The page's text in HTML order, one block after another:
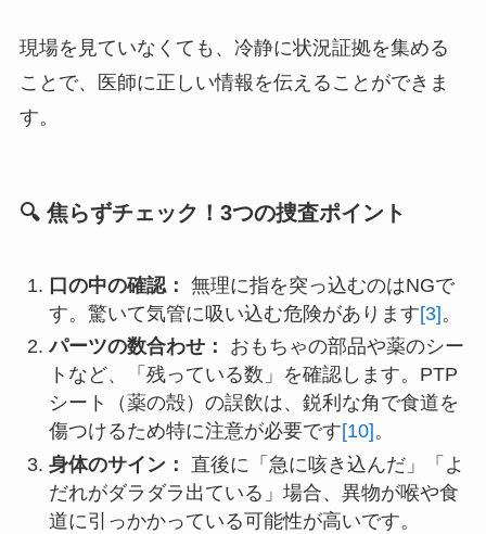
現場を見ていなくても、冷静に状況証拠を集める
ことで、医師に正しい情報を伝えることができま
す。
🔍 焦らずチェック！3つの捜査ポイント
口の中の確認： 無理に指を突っ込むのはNGで
す。驚いて気管に吸い込む危険があります[3]。
パーツの数合わせ：
おもちゃの部品や薬のシー
トなど、「残っている数」を確認します。PTP
シート（薬の殻）の誤飲は、鋭利な角で食道を
傷つけるため特に注意が必要です[10]。
身体のサイン：
直後に「急に咳き込んだ」「よ
だれがダラダラ出ている」場合、異物が喉や食
道に引っかかっている可能性が高いです。